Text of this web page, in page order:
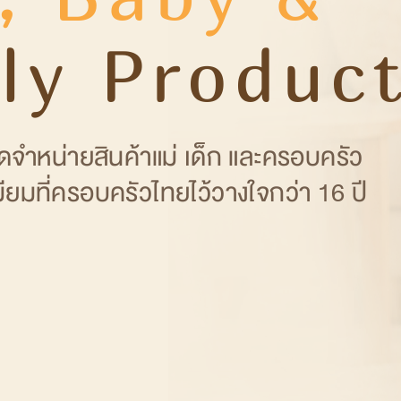
จำหน่ายสินค้าแม่ เด็ก และครอบครัว
ที่ครอบครัวไทยไว้วางใจกว่า 16 ปี